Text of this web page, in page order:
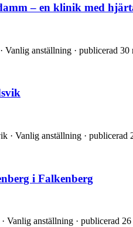
– en klinik med
Vanlig anställning · publicerad 30
· Vanlig anställning · publicerad
i Falkenberg
· Vanlig anställning · publicerad